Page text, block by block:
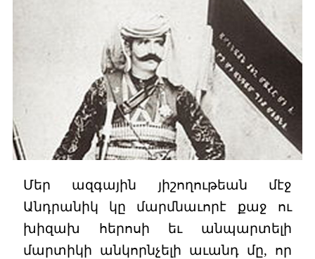
Մեր ազգային յիշողութեան մէջ
Անդրանիկ կը մարմնաւորէ քաջ ու
խիզախ հերոսի եւ անպարտելի
մարտիկի անկորնչելի աւանդ մը, որ